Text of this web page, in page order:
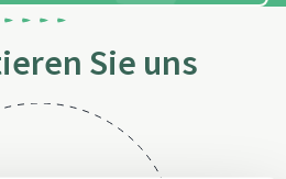
Sie uns